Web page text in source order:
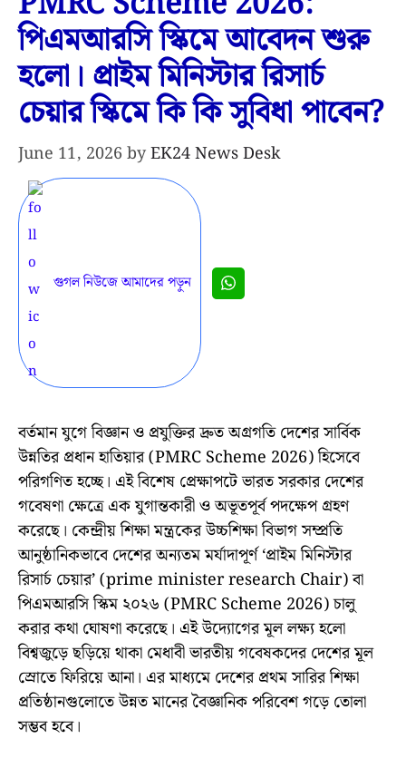
পিএমআরসি স্কিমে আবেদন শুরু
হলো। প্রাইম মিনিস্টার রিসার্চ
চেয়ার স্কিমে কি কি সুবিধা পাবেন?
June 11, 2026 byEK24 News Desk
গুগল নিউজে আমাদের পড়ুন
বর্তমান যুগে বিজ্ঞান ও প্রযুক্তির দ্রুত অগ্রগতি দেশের সার্বিক
উন্নতির প্রধান হাতিয়ার (PMRC Scheme 2026) হিসেবে
পরিগণিত হচ্ছে। এই বিশেষ প্রেক্ষাপটে ভারত সরকার দেশের
গবেষণা ক্ষেত্রে এক যুগান্তকারী ও অভূতপূর্ব পদক্ষেপ গ্রহণ
করেছে। কেন্দ্রীয় শিক্ষা মন্ত্রকের উচ্চশিক্ষা বিভাগ সম্প্রতি
আনুষ্ঠানিকভাবে দেশের অন্যতম মর্যাদাপূর্ণ ‘প্রাইম মিনিস্টার
রিসার্চ চেয়ার’ (prime minister research Chair) বা
পিএমআরসি স্কিম ২০২৬ (PMRC Scheme 2026) চালু
করার কথা ঘোষণা করেছে। এই উদ্যোগের মূল লক্ষ্য হলো
বিশ্বজুড়ে ছড়িয়ে থাকা মেধাবী ভারতীয় গবেষকদের দেশের মূল
স্রোতে ফিরিয়ে আনা। এর মাধ্যমে দেশের প্রথম সারির শিক্ষা
প্রতিষ্ঠানগুলোতে উন্নত মানের বৈজ্ঞানিক পরিবেশ গড়ে তোলা
সম্ভব হবে।